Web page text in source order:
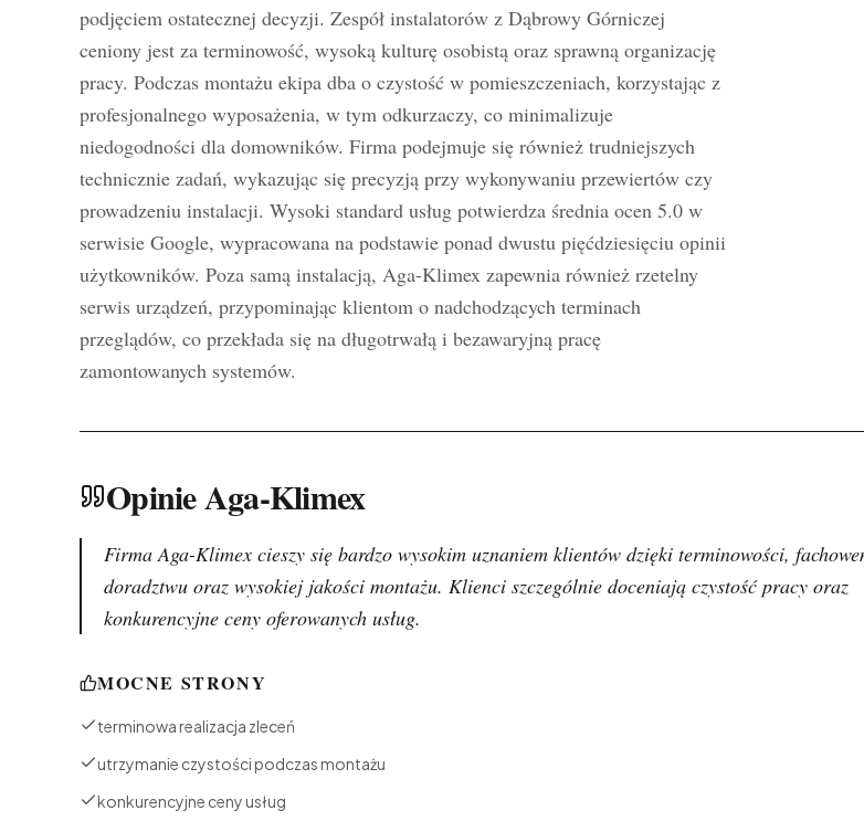
podjęciem ostatecznej decyzji. Zespół instalatorów z Dąbrowy Górniczej
ceniony jest za terminowość, wysoką kulturę osobistą oraz sprawną organizację
pracy. Podczas montażu ekipa dba o czystość w pomieszczeniach, korzystając z
profesjonalnego wyposażenia, w tym odkurzaczy, co minimalizuje
niedogodności dla domowników. Firma podejmuje się również trudniejszych
technicznie zadań, wykazując się precyzją przy wykonywaniu przewiertów czy
prowadzeniu instalacji. Wysoki standard usług potwierdza średnia ocen 5.0 w
serwisie Google, wypracowana na podstawie ponad dwustu pięćdziesięciu opinii
użytkowników. Poza samą instalacją, Aga-Klimex zapewnia również rzetelny
serwis urządzeń, przypominając klientom o nadchodzących terminach
przeglądów, co przekłada się na długotrwałą i bezawaryjną pracę
zamontowanych systemów.
Opinie Aga-Klimex
Firma Aga-Klimex cieszy się bardzo wysokim uznaniem klientów dzięki terminowości,
doradztwu oraz wysokiej jakości montażu. Klienci szczególnie doceniają czystość pracy oraz
konkurencyjne ceny oferowanych usług.
MOCNE STRONY
terminowa realizacja zleceń
utrzymanie czystości podczas montażu
konkurencyjne ceny usług